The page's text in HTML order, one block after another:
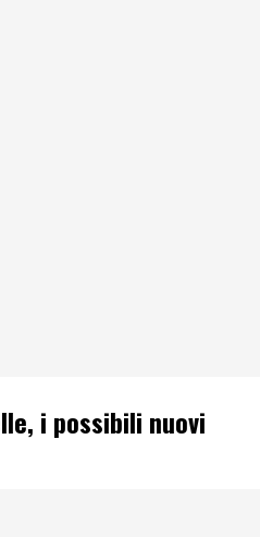
i possibili nuovi